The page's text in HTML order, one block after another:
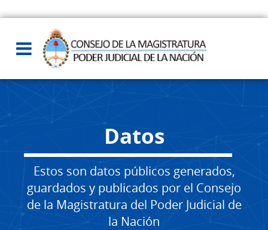
Datos
Estos son datos públicos generados,
guardados y publicados por el Consejo
de la Magistratura del Poder Judicial de
la Nación